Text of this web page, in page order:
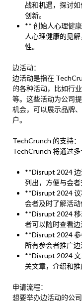
战和机遇，探讨
创新。
** 创始人心理健
人心理健康的见
性。
边活动：
边活动是指在
的各种活动，比如行
等。这些活动为公司
机会，可以展示品牌
户。
TechCrunch 的支持：
TechCrunch 将通过多
**Disrupt 2024
列出，方便与会者
**Disrupt 2024
会者及时了解活动
**Disrupt 2024
者可以随时查看边
**Disrupt 2024
所有参会者推广边
**Disrupt 2024
关文章，介绍和推
申请流程：
想要举办边活动的公